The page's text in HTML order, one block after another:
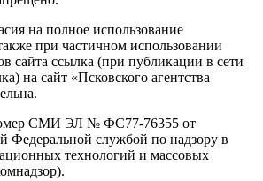
на полное использование
при частичном использовании
сайта ссылка (при публикации в сети
на сайт «Псковского агентства
СМИ ЭЛ № ФС77-76355 от
Федеральной службой по надзору в
технологий и массовых